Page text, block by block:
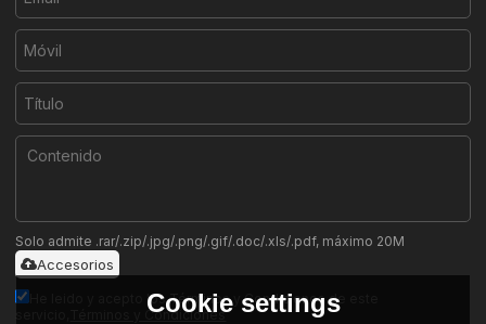
Solo admite .rar/.zip/.jpg/.png/.gif/.doc/.xls/.pdf, máximo 20M
Accesorios
He leido y acepto los Términos y Condiciones de este
Términos y Condiciones
Cookie settings